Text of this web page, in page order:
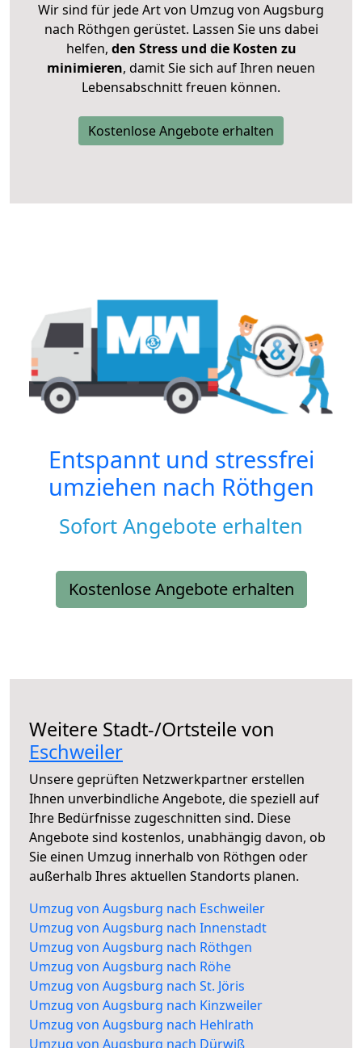
Wir sind für jede Art von Umzug von Augsburg
nach Röthgen gerüstet. Lassen Sie uns dabei
helfen, den Stress und die Kosten zu
minimieren, damit Sie sich auf Ihren neuen
Lebensabschnitt freuen können.
Kostenlose Angebote erhalten
Entspannt und stressfrei
umziehen nach Röthgen
Sofort Angebote erhalten
Kostenlose Angebote erhalten
Weitere Stadt-/Ortsteile von
Eschweiler
Unsere geprüften Netzwerkpartner erstellen
Ihnen unverbindliche Angebote, die speziell auf
Ihre Bedürfnisse zugeschnitten sind. Diese
Angebote sind kostenlos, unabhängig davon, ob
Sie einen Umzug innerhalb von Röthgen oder
außerhalb Ihres aktuellen Standorts planen.
Umzug von Augsburg nach Eschweiler
Umzug von Augsburg nach Innenstadt
Umzug von Augsburg nach Röthgen
Umzug von Augsburg nach Röhe
Umzug von Augsburg nach St. Jöris
Umzug von Augsburg nach Kinzweiler
Umzug von Augsburg nach Hehlrath
Umzug von Augsburg nach Dürwiß